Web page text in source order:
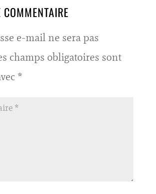
COMMENTAIRE
e-mail ne sera pas
champs obligatoires sont
*